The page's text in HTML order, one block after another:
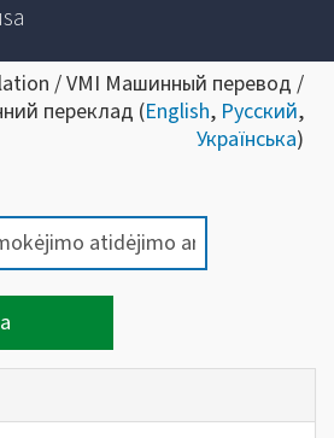
/ VMI Машинный перевод /
переклад (English, Русский,
Українська)